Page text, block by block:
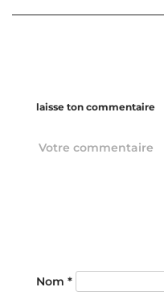
laisse ton commentaire
Nom *